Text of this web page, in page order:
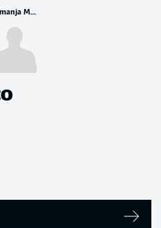
Nemanja Motika